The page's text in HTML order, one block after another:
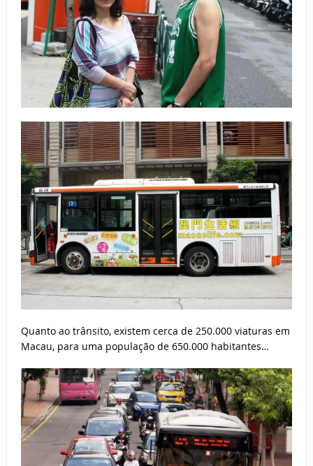
Quanto ao trânsito, existem cerca de 250.000 viaturas em
Macau, para uma população de 650.000 habitantes…